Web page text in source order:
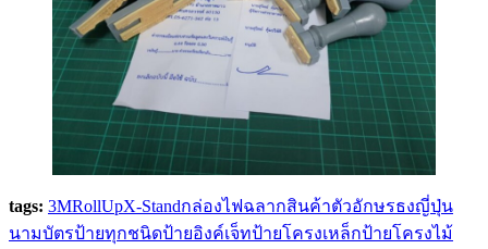
tags: 3MRollUpX-Standกล่องไฟฉลากสินค้าตัวอักษรธงญี่ปุ่น
นามบัตรป้ายทุกชนิดป้ายอิงค์เจ็ทป้ายโครงเหล็กป้ายโครงไม้